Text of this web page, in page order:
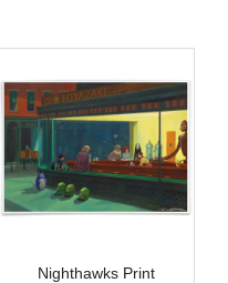
Nighthawks Print